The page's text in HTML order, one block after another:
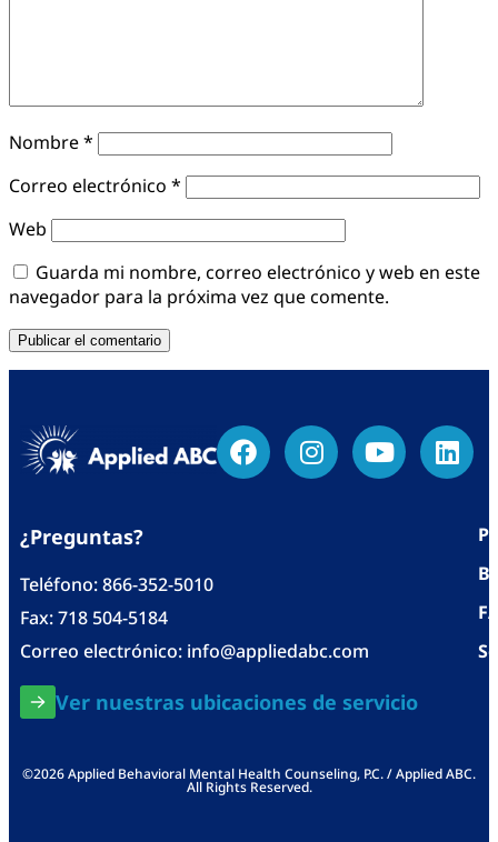
Nombre*
Correo electrónico *
Web
Guarda mi nombre, correo electrónico y web en este
navegador para la próxima vez que comente.
¿Preguntas?
Teléfono:866-352-5010
Fax: 718 504-5184
Correo electrónico: info@appliedabc.com
Ver nuestras ubicaciones de servicio
©2026 Applied Behavioral Mental Health Counseling, P.C. / Applied ABC.
All Rights Reserved.